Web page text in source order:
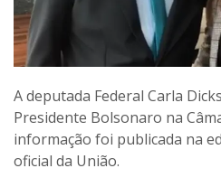
A deputada Federal Carla
Presidente Bolsonaro na
informação foi publicada na
oficial da União.